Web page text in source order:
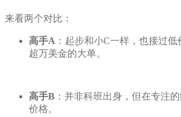
来看两个对比：
高手A ：起步和小C一样，也接过
超万美金的大单。
高手B ：并非科班出身，但在专注
价格。